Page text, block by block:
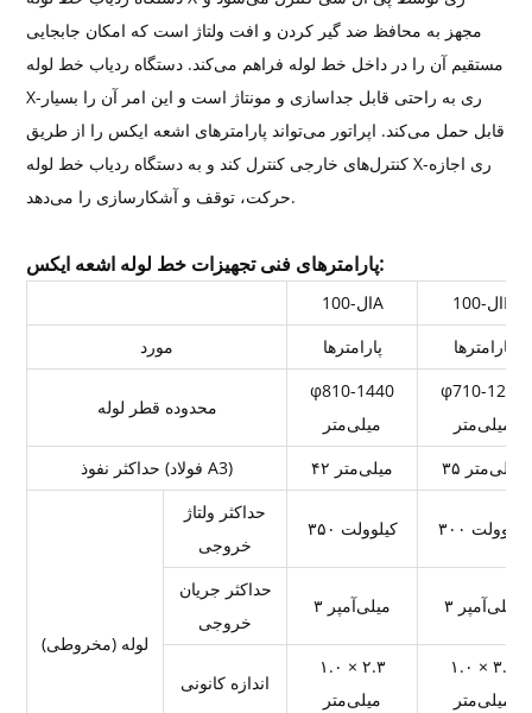
مجهز به محافظ ضد گیر کردن و افت ولتاژ است که امکان جابجایی
مستقیم آن را در داخل خط لوله فراهم می‌کند. دستگاه ردیاب خط لوله
X-ری به راحتی قابل جداسازی و مونتاژ است و این امر آن را بسیار
قابل حمل می‌کند. اپراتور می‌تواند پارامترهای اشعه ایکس را از طریق
کنترل‌های خارجی کنترل کند و به دستگاه ردیاب خط لوله X-ری اجازه
حرکت، توقف و آشکارسازی را می‌دهد.
پارامترهای فنی تجهیزات خط لوله اشعه ایکس:
ال-100A
ال-100B
مورد
پارامترها پارامترها
محدوده قطر لوله
φ810-1440
میلی‌متر
φ710-1219
میلی‌متر
حداکثر نفوذ (فولاد A3)
۴۲ میلی‌متر ۳۵ میلی‌متر
لوله (مخروطی)
حداکثر ولتاژ
خروجی
۳۵۰ کیلوولت ۳۰۰ کیلوولت
حداکثر جریان
خروجی
۳ میلی‌آمپر ۳ میلی‌آمپر
اندازه کانونی
۱.۰ × ۲.۳
میلی‌متر
۱.۰ × ۳.۵
میلی‌متر